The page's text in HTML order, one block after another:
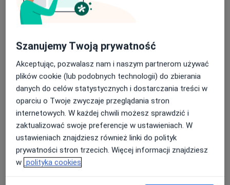
Internista, Lekarz medycyny pracy
Internista, Alergolog
9 opinii
Agnieszka Szwiec-Obal
Internista
3 opinie
Andrzej Boduła
Szanujemy Twoją prywatność
Akceptując, pozwalasz nam i naszym partnerom używać
plików cookie (lub podobnych technologii) do zbierania
danych do celów statystycznych i dostarczania treści w
oparciu o Twoje zwyczaje przeglądania stron
internetowych. W każdej chwili możesz sprawdzić i
zaktualizować swoje preferencje w ustawieniach. W
ustawieniach znajdziesz również linki do polityk
prywatności stron trzecich. Więcej informacji znajdziesz
w polityka cookies